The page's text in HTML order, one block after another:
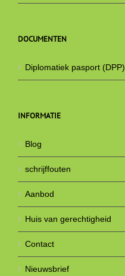
DOCUMENTEN
Diplomatiek pasport (DPP)
INFORMATIE
Blog
schrijffouten
Aanbod
Huis van gerechtigheid
Contact
Nieuwsbrief